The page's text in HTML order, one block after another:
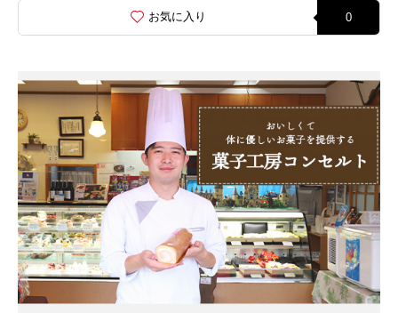
お気に入り 0